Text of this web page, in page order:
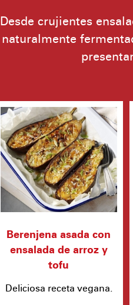
Desde crujientes
naturalmente
Berenjena asada con
ensalada de arroz y
tofu
Deliciosa receta vegana.